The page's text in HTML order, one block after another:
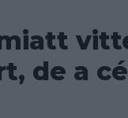
de a